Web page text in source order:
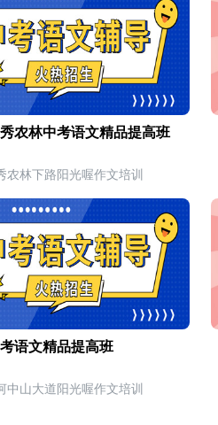
农林中考语文精品提高班
农林下路阳光喔作文培训
语文精品提高班
中山大道阳光喔作文培训